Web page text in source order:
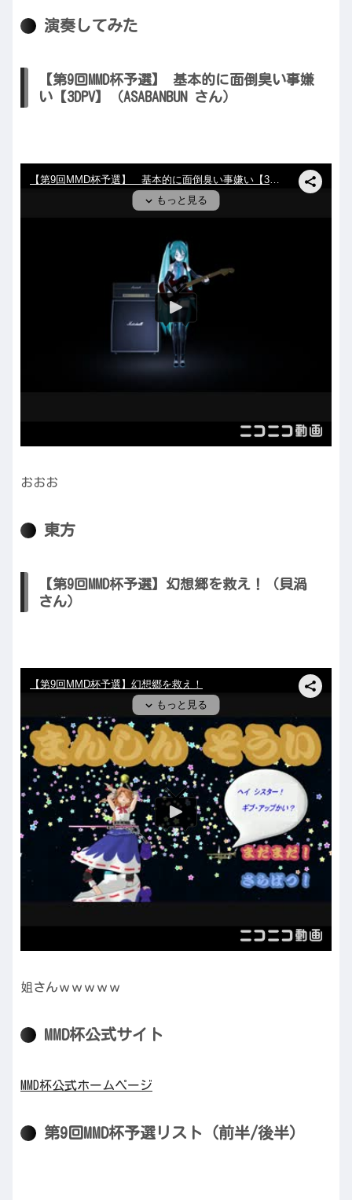
演奏してみた
【第9回MMD杯予選】 基本的に面倒臭い事嫌
い【3DPV】（ASABANBUN さん）
おおお
東方
【第9回MMD杯予選】幻想郷を救え！（貝渦
さん）
姐さんｗｗｗｗｗ
MMD杯公式サイト
MMD杯公式ホームページ
第9回MMD杯予選リスト（前半/後半）